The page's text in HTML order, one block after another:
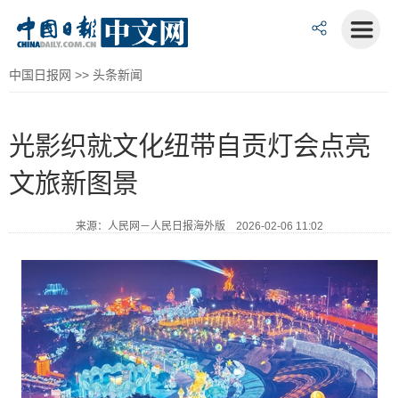
中国日报网 >> 头条新闻
光影织就文化纽带自贡灯会点亮
文旅新图景
来源：人民网－人民日报海外版 2026-02-06 11:02